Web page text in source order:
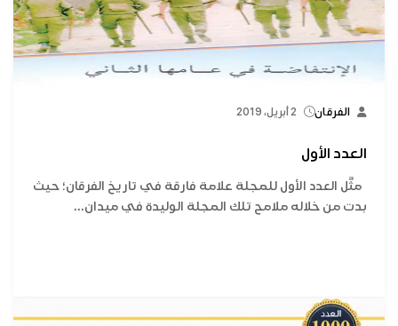
الفرقان 2 أبريل، 2019
العدد الأول
مثَّل العدد الأول للمجلة علامة فارقة في تاريخ الفرقان؛ حيث
بدت من خلاله ملامح تلك المجلة الوليدة في ميدان...